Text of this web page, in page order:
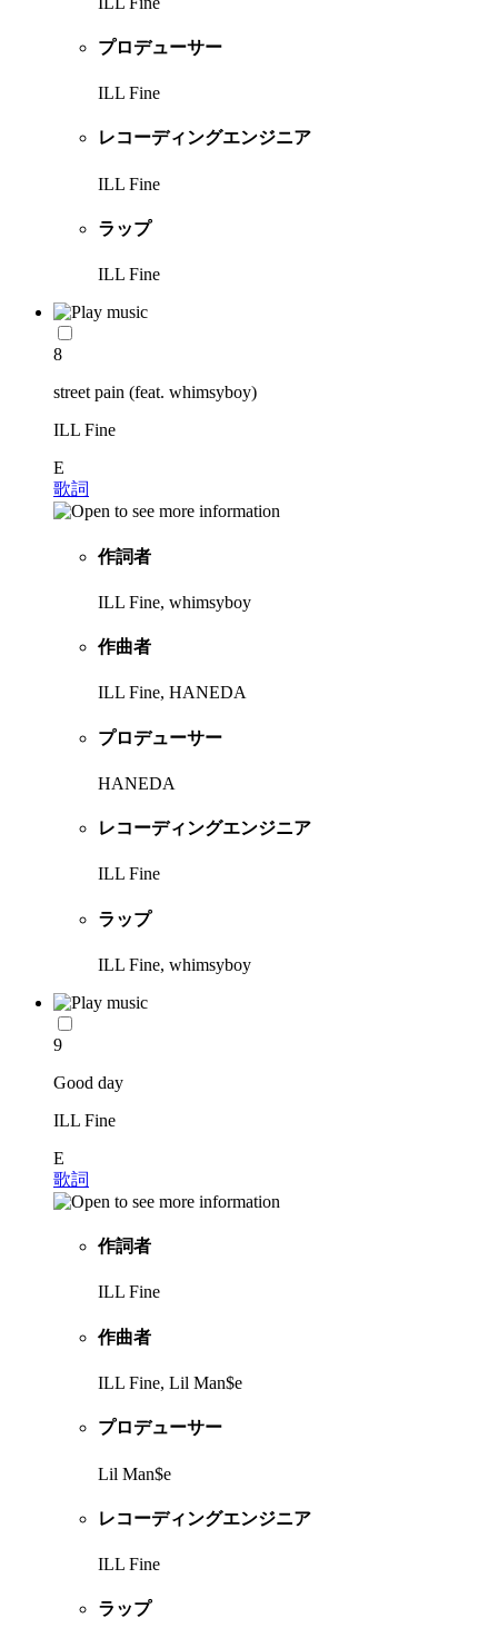
プロデューサー
ILL Fine
レコーディングエンジニア
ILL Fine
ラップ
ILL Fine
8
street pain (feat. whimsyboy)
ILL Fine
E
歌詞
作詞者
ILL Fine, whimsyboy
作曲者
ILL Fine, HANEDA
プロデューサー
HANEDA
レコーディングエンジニア
ILL Fine
ラップ
ILL Fine, whimsyboy
9
Good day
ILL Fine
E
歌詞
作詞者
ILL Fine
作曲者
ILL Fine, Lil Man$e
プロデューサー
Lil Man$e
レコーディングエンジニア
ILL Fine
ラップ